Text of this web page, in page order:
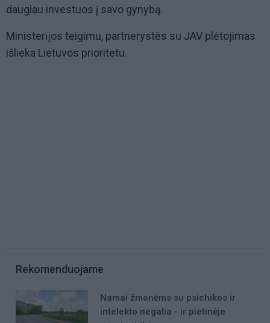
daugiau investuos į savo gynybą.
Ministerijos teigimu, partnerystės su JAV plėtojimas
išlieka Lietuvos prioritetu.
Rekomenduojame
Namai žmonėms su psichikos ir
intelekto negalia - ir pietinėje